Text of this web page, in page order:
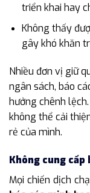
triển khai hay
Không thấy
gây khó khăn
Nhiều đơn vị giữ
ngân sách, báo
hưởng chênh
không thể cải
rẻ của mình.
Không cung
Mọi chiến dịch